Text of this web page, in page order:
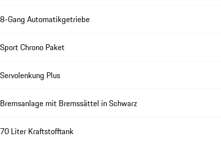
8-Gang Automatikgetriebe
Sport Chrono Paket
Servolenkung Plus
Bremsanlage mit Bremssättel in Schwarz
70 Liter Kraftstofftank